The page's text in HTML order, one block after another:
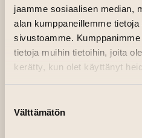
jaamme sosiaalisen median,
alan kumppaneillemme
sivustoamme.
tietoja muihin tietoihin, joita
kerätty, kun olet käyttänyt
valinta
Välttämätön
LOTTA
Olen kuvataiteilija
pääasiassa
toimintaamme, joka